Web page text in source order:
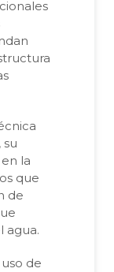
su
la
que
de
agua.
de